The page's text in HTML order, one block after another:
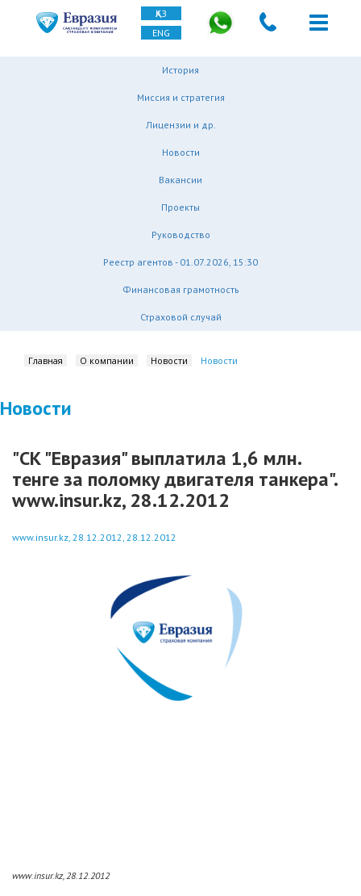
ҚАЗ
ENG
История
Миссия и стратегия
Лицензии и др.
Новости
Вакансии
Проекты
Руководство
Реестр агентов - 01.07.2026, 15:30
Финансовая грамотность
Страховой случай
Главная О компании Новости Новости
Новости
"СК "Евразия" выплатила 1,6 млн.
тенге за поломку двигателя танкера".
www.insur.kz, 28.12.2012
www.insur.kz, 28.12.2012, 28.12.2012
www.insur.kz, 28.12.2012